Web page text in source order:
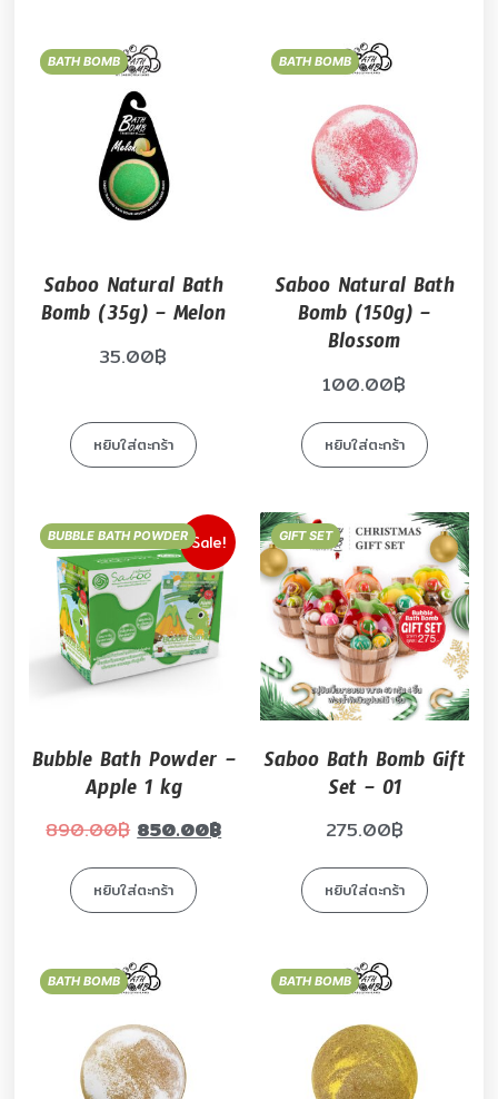
BATH BOMB
Saboo Natural Bath
Bomb (35g) – Melon
35.00฿
หยิบใส่ตะกร้า
BATH BOMB
Saboo Natural Bath
Bomb (150g) –
Blossom
100.00฿
หยิบใส่ตะกร้า
Sale!
BUBBLE BATH POWDER
Bubble Bath Powder –
Apple 1 kg
890.00฿ 850.00฿
หยิบใส่ตะกร้า
GIFT SET
Saboo Bath Bomb Gift
Set – 01
275.00฿
หยิบใส่ตะกร้า
BATH BOMB BATH BOMB